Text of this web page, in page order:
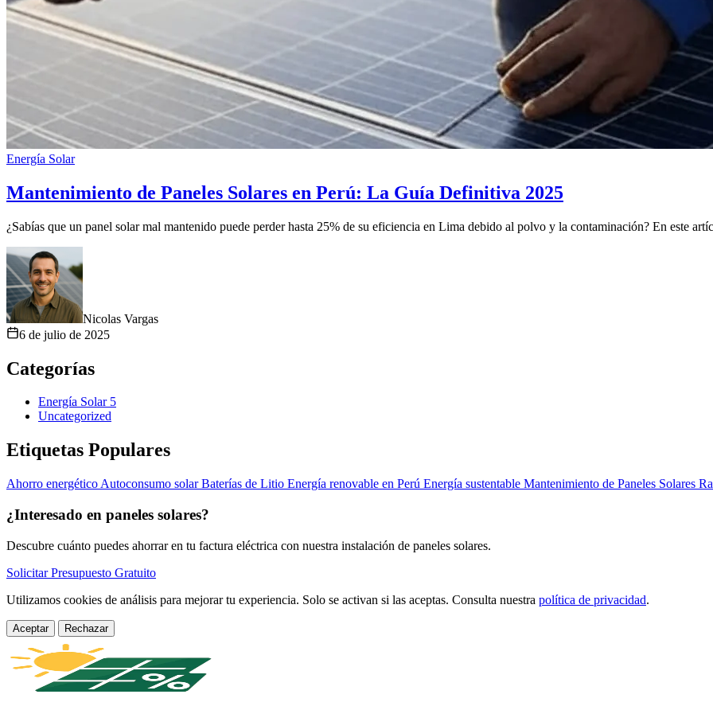
Energía Solar
Mantenimiento de Paneles Solares en Perú: La Guía Definitiva 2025
¿Sabías que un panel solar mal mantenido puede perder hasta 25% de su eficiencia en Lima debido al polvo y la contaminación? En este
Nicolas Vargas
6 de julio de 2025
Categorías
Energía Solar 5
Uncategorized
Etiquetas Populares
Ahorro energético Autoconsumo solarBaterías de Litio Energía renovable en Perú Energía sustentable Mantenimiento de Paneles Solares
¿Interesado en paneles solares?
Descubre cuánto puedes ahorrar en tu factura eléctrica con nuestra instalación de paneles solares.
Solicitar Presupuesto Gratuito
Utilizamos cookies de análisis para mejorar tu experiencia. Solo se activan si las aceptas. Consulta nuestra política de privacidad.
Aceptar Rechazar